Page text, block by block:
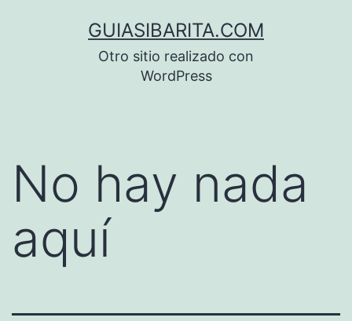
GUIASIBARITA.COM
Otro sitio realizado con
WordPress
No hay nada
aquí